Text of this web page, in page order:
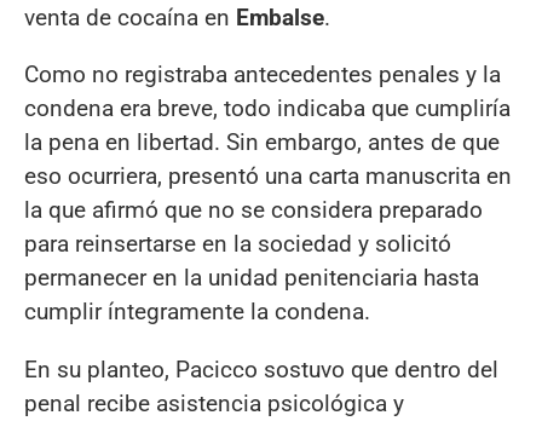
venta de cocaína en Embalse.
Como no registraba antecedentes penales y la
condena era breve, todo indicaba que cumpliría
la pena en libertad. Sin embargo, antes de que
eso ocurriera, presentó una carta manuscrita en
la que afirmó que no se considera preparado
para reinsertarse en la sociedad y solicitó
permanecer en la unidad penitenciaria hasta
cumplir íntegramente la condena.
En su planteo, Pacicco sostuvo que dentro del
penal recibe asistencia psicológica y